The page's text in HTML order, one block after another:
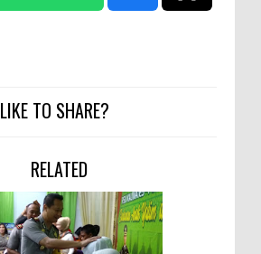
LIKE TO SHARE?
RELATED